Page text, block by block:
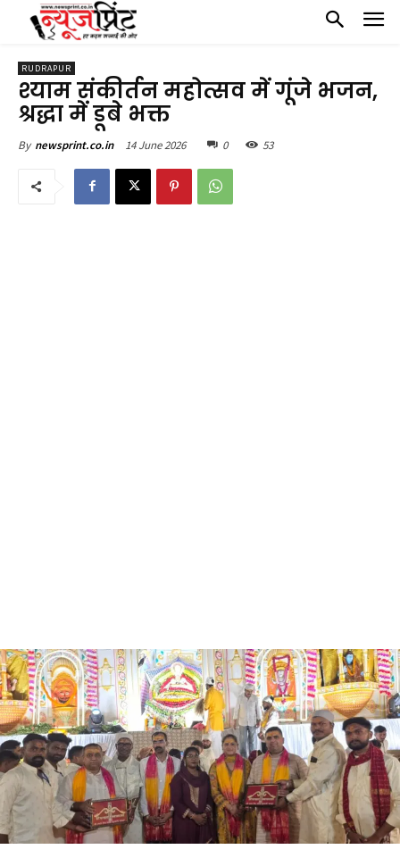
RUDRAPUR
श्याम संकीर्तन महोत्सव में गूंजे भजन,
श्रद्धा में डूबे भक्त
By newsprint.co.in 14 June 2026 0 53